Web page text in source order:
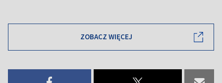
ZOBACZ WIĘCEJ